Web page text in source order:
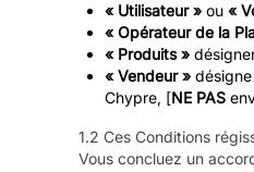
« Utilisateur » ou «
« Opérateur de la
« Produits »
« Vendeur »
Chypre, [NE PAS
1.2 Ces Conditions
Vous concluez un